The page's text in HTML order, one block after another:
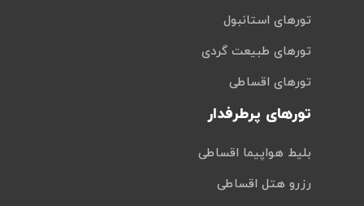
تورهای استانبول
تورهای طبیعت گردی
تورهای اقساطی
تورهای پرطرفدار
بلیط هواپیما اقساطی
رزرو هتل اقساطی